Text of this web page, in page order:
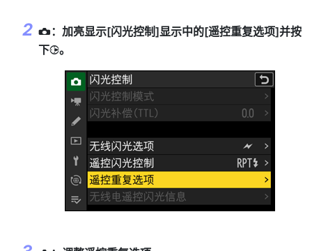
C：加亮显示[闪光控制]显示中的[遥控重复选项]并按
下2。